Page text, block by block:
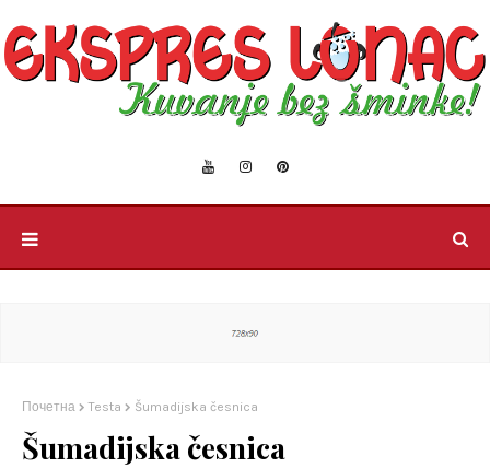
Почетна Testa Šumadijska česnica
Šumadijska česnica